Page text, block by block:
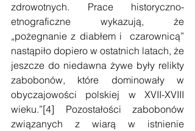
zdrowotnych. Prace historyczno-
etnograficzne wykazują, że
„pożegnanie z diabłem i  czarownicą”
nastąpiło dopiero w ostatnich latach, że
jeszcze do niedawna żywe były relikty
zabobonów, które dominowały w
obyczajowości polskiej w XVII-XVIII
wieku.”[4] Pozostałości zabobonów
związanych z wiarą w istnienie